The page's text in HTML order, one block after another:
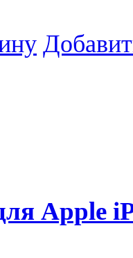
Apple